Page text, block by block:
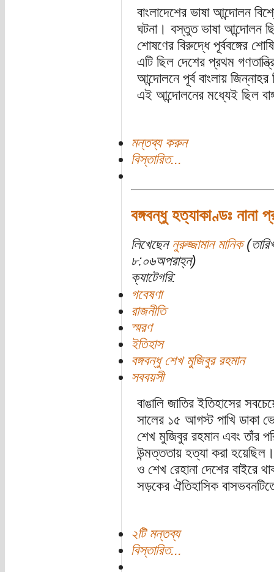
বাংলাদেশের ভাষা আন্দোলন
ঘটনা। বস্তুত ভাষা আন্দোলন
শোষণের বিরুদ্ধে পূর্ববঙ্গের
এটি ছিল দেশের প্রথম
আন্দোলনে পূর্ব বাংলায়
এই আন্দোলনের মধ্যেই ছিল
মন্তব্য করুন
বিস্তারিত...
বঙ্গবন্ধু হত্যাকাণ্ডঃ নানা
লিখেছেন নুরুজ্জামান মানিক
৮:০৬অপরাহ্ন)
ক্যাটেগরি:
গবেষণা
রাজনীতি
স্মরণ
ইতিহাস
বঙ্গবন্ধু শেখ মুজিবুর রহমান
সববয়সী
বাঙালি জাতির ইতিহাসের
সালের ১৫ আগস্ট পাখি ডাকা
শেখ মুজিবুর রহমান এবং তাঁর
উন্মত্ততায় হত্যা করা
ও শেখ রেহানা দেশের বাইরে
সড়কের ঐতিহাসিক
২টি মন্তব্য
বিস্তারিত...